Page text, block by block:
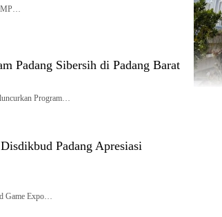
Padang Sibersih di Padang Barat
Program…
Padang Apresiasi
Game Expo…